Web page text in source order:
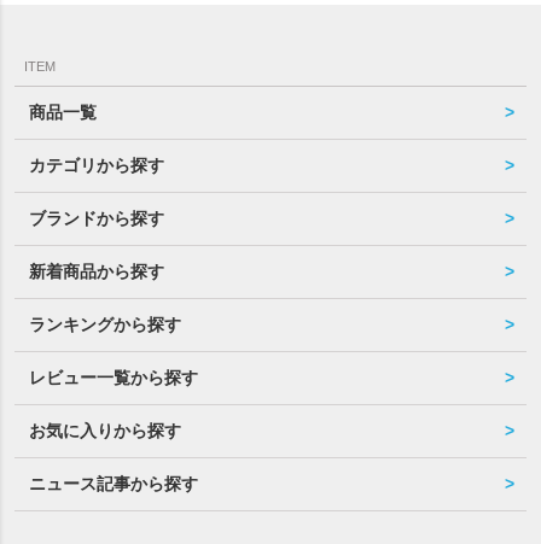
ITEM
商品一覧
カテゴリから探す
ブランドから探す
新着商品から探す
ランキングから探す
レビュー一覧から探す
お気に入りから探す
ニュース記事から探す